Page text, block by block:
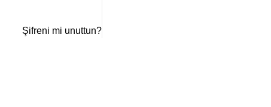
Şifreni mi unuttun?